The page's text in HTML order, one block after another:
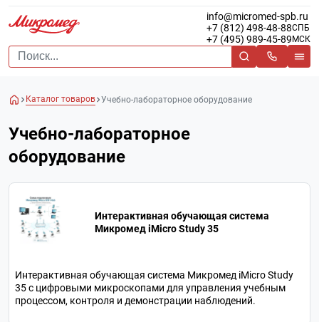
info@micromed-spb.ru
+7 (812) 498-48-88СПБ
+7 (495) 989-45-89 МСК
Каталог товаров Учебно-лабораторное оборудование
Учебно-лабораторное
оборудование
Интерактивная обучающая система
Микромед iMicro Study 35
Интерактивная обучающая система Микромед iMicro Study
35 с цифровыми микроскопами для управления учебным
процессом, контроля и демонстрации наблюдений.